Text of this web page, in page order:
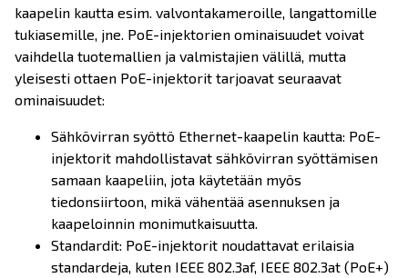
kaapelin kautta esim. valvontakameroille, langattomille
tukiasemille, jne. PoE-injektorien ominaisuudet voivat
vaihdella tuotemallien ja valmistajien välillä, mutta
yleisesti ottaen PoE-injektorit tarjoavat seuraavat
ominaisuudet:
Sähkövirran syöttö Ethernet-kaapelin kautta: PoE-
injektorit mahdollistavat sähkövirran syöttämisen
samaan kaapeliin, jota käytetään myös
tiedonsiirtoon, mikä vähentää asennuksen ja
kaapeloinnin monimutkaisuutta.
Standardit: PoE-injektorit noudattavat erilaisia
standardeja, kuten IEEE 802.3af, IEEE 802.3at (PoE+)